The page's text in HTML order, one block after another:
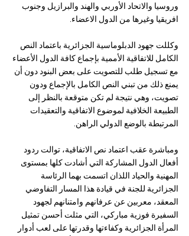
وروسيا والاتحاد الأوربي والهند والبرازيل وجنوب
افريقيا وغيرها من الدول الاعضاء.
وكللت جهود الدبلوماسية الجزائرية باعتماد النص
الكامل للاتفاقية الأممية بإجماع كافة الدول الأعضاء
مع تسجيل طلب للتصويت على بعض البنود دون أن
يمنع ذلك من تبني النص الكامل بالإجماع ودون
تصويت، وهي نتيجة لم تكن متوقعة بالنظر إلى
الطبيعة الخلافية لموضوع الاتفاقية والتعقيدات
المرتبطة بالوضع الدولي الراهن.
ومباشرة عقب اعتماد نص الاتفاقية، توالت ردود
أفعال الدول المشاركة التي أشادت كلها بمستوى
المهنية والحياد اللذان اتسمت بهما الرئاسة
الجزائرية للجنة في قيادة هذا المسار التفاوضي
المعقد، معربين عن عرفانهم وامتنانهم لجهود
السفيرة فوزية مباركي، التي مثلت أحسن تمثيل
المرأة الجزائرية وكفاءتها وقدرتها على لعب أدوار